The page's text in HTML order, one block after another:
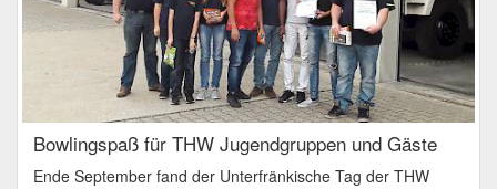
Bowlingspaß für THW Jugendgruppen und Gäste
Ende September fand der Unterfränkische Tag der THW